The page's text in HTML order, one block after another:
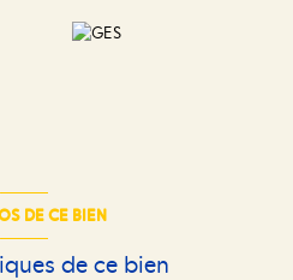
DE CE BIEN
de ce bien